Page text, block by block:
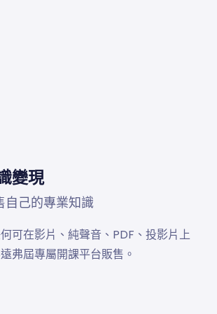
變現
自己的專業知識
可在影片、純聲音、PDF、投影片上
弗屆專屬開課平台販售。